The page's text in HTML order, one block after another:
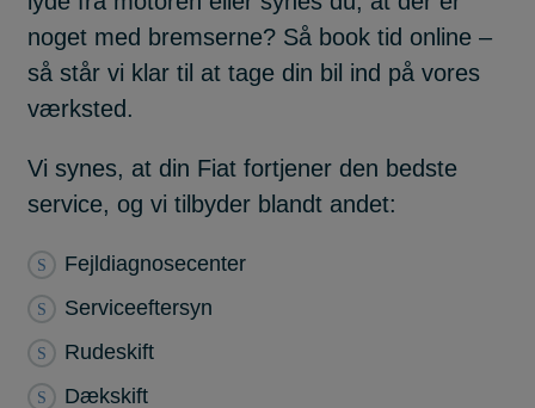
noget med bremserne? Så book tid online –
så står vi klar til at tage din bil ind på vores
værksted.
Vi synes, at din Fiat fortjener den bedste
service, og vi tilbyder blandt andet:
Fejldiagnosecenter
Serviceeftersyn
Rudeskift
Dækskift